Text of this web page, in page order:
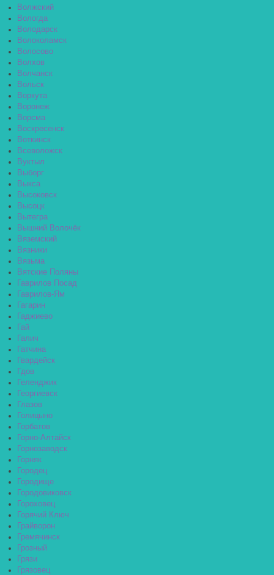
Волжский
Вологда
Володарск
Волоколамск
Волосово
Волхов
Волчанск
Вольск
Воркута
Воронеж
Ворсма
Воскресенск
Воткинск
Всеволожск
Вуктыл
Выборг
Выкса
Высоковск
Высоцк
Вытегра
Вышний Волочёк
Вяземский
Вязники
Вязьма
Вятские Поляны
Гаврилов Посад
Гаврилов-Ям
Гагарин
Гаджиево
Гай
Галич
Гатчина
Гвардейск
Гдов
Геленджик
Георгиевск
Глазов
Голицыно
Горбатов
Горно-Алтайск
Горнозаводск
Горняк
Городец
Городище
Городовиковск
Гороховец
Горячий Ключ
Грайворон
Гремячинск
Грозный
Грязи
Грязовец